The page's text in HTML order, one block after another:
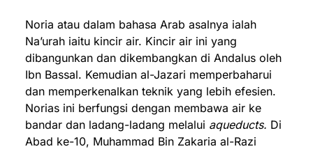
Noria atau dalam bahasa Arab asalnya ialah
Na’urah iaitu kincir air. Kincir air ini yang
dibangunkan dan dikembangkan di Andalus oleh
Ibn Bassal. Kemudian al-Jazari memperbaharui
dan memperkenalkan teknik yang lebih efesien.
Norias ini berfungsi dengan membawa air ke
bandar dan ladang-ladang melalui aqueducts. Di
Abad ke-10, Muhammad Bin Zakaria al-Razi